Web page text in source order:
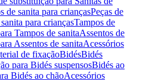
de sanita para criançasPeças de
para criançasTampos de
Tampos de sanitaAssentos de
Assentos de sanitaAcessórios
de fixaçãoBidésBidés
para Bidés suspensosBidés ao
Bidés ao chãoAcessórios